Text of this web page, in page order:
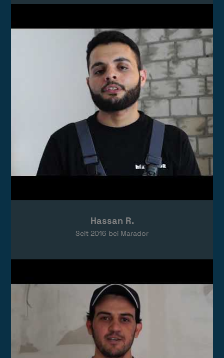
Das Video wird von YouTube eingebettet.
Datenschutzerklärungenvon Google.
Das Video wird von YouTube eingebettet.
Datenschutzerklärungen
Hassan R.
Seit 2016 bei Marador